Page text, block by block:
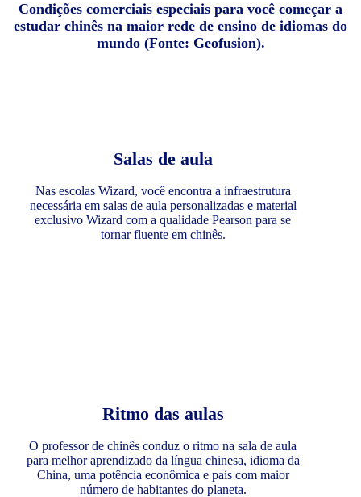
Condições comerciais especiais para você começar a
estudar chinês na maior rede de ensino de idiomas do
mundo (Fonte: Geofusion).
Salas de aula
Nas escolas Wizard, você encontra a infraestrutura
necessária em salas de aula personalizadas e material
exclusivo Wizard com a qualidade Pearson para se
tornar fluente em chinês.
Ritmo das aulas
O professor de chinês conduz o ritmo na sala de aula
para melhor aprendizado da língua chinesa, idioma da
China, uma potência econômica e país com maior
número de habitantes do planeta.